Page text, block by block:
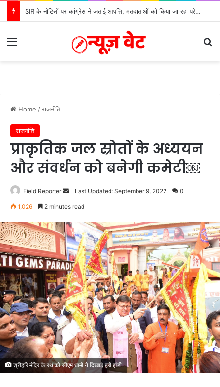
SIR के नोटिसों पर कांग्रेस ने जताई आपत्ति, मतदाताओं को किया जा रहा परेशान: बोले राष्ट्रीय प्रवक्ता आलोक शर्मा
Menu
Home /राजनीति
राजनीति
प्राकृतिक जल स्रोतों के अध्ययन
और संवर्धन को बनेगी कमेटी￼
Field Reporter
SendLast Updated: September 9, 2022 0
1,026 2 minutes read
श्रीहरि मंदिर के रथ को सीएम धामी ने दिखाई हरी झंडी